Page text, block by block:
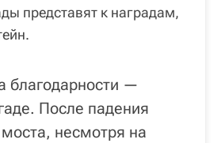
представят к наградам,
благодарности —
После падения
несмотря на